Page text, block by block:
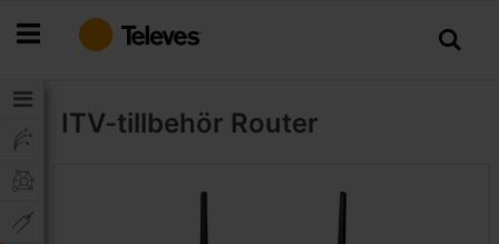
till
ITV-tillbehör Router